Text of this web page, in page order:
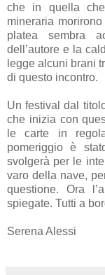
che in quella
mineraria
platea sembra
dell’autore e la
legge alcuni brani
di questo incontro.
Un festival dal
che inizia con
le carte in
pomeriggio è
svolgerà per le
varo della nave,
questione. Ora
spiegate. Tutti a
Serena Alessi